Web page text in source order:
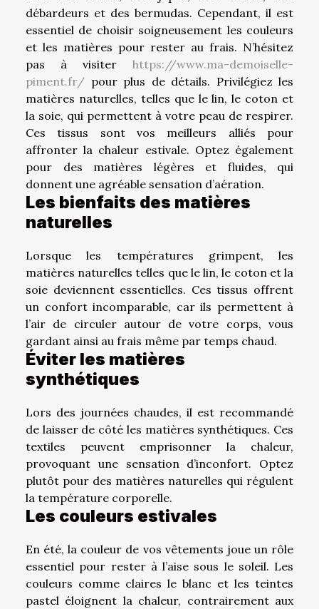
débardeurs et des bermudas. Cependant, il est
essentiel de choisir soigneusement les couleurs
et les matières pour rester au frais. N’hésitez
pas à visiter https://www.ma-demoiselle-
piment.fr/ pour plus de détails. Privilégiez les
matières naturelles, telles que le lin, le coton et
la soie, qui permettent à votre peau de respirer.
Ces tissus sont vos meilleurs alliés pour
affronter la chaleur estivale. Optez également
pour des matières légères et fluides, qui
donnent une agréable sensation d’aération.
Les bienfaits des matières
naturelles
Lorsque les températures grimpent, les
matières naturelles telles que le lin, le coton et la
soie deviennent essentielles. Ces tissus offrent
un confort incomparable, car ils permettent à
l’air de circuler autour de votre corps, vous
gardant ainsi au frais même par temps chaud.
Éviter les matières
synthétiques
Lors des journées chaudes, il est recommandé
de laisser de côté les matières synthétiques. Ces
textiles peuvent emprisonner la chaleur,
provoquant une sensation d’inconfort. Optez
plutôt pour des matières naturelles qui régulent
la température corporelle.
Les couleurs estivales
En été, la couleur de vos vêtements joue un rôle
essentiel pour rester à l’aise sous le soleil. Les
couleurs comme claires le blanc et les teintes
pastel éloignent la chaleur, contrairement aux